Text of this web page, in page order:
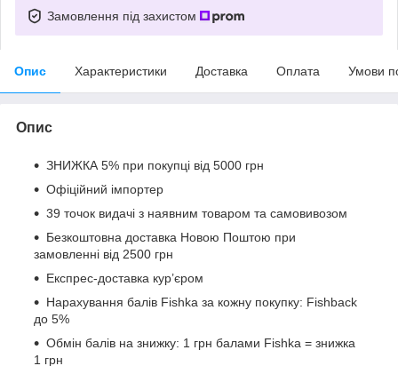
Замовлення під захистом
Опис Характеристики Доставка Оплата Умови
Опис
ЗНИЖКА 5% при покупці від 5000 грн
Офіційний імпортер
39 точок видачі з наявним товаром та самовивозом
Безкоштовна доставка Новою Поштою при
замовленні від 2500 грн
Експрес-доставка кур’єром
Нарахування балів Fishka за кожну покупку: Fishback
до 5%
Обмін балів на знижку: 1 грн балами Fishka = знижка
1 грн